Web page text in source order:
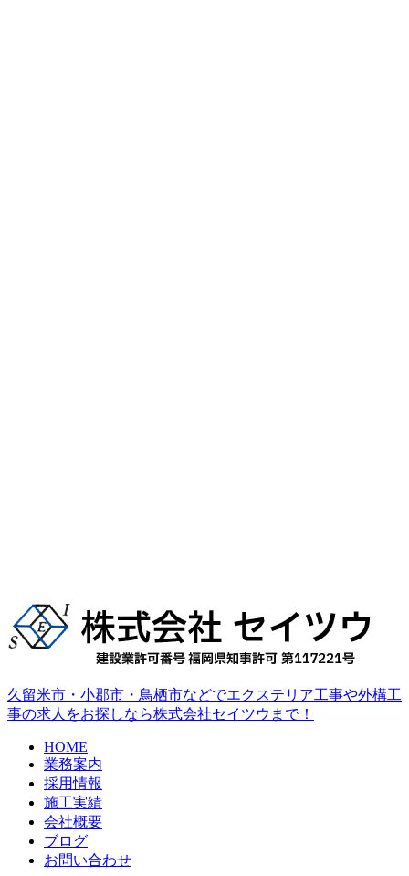
久留米市・小郡市・鳥栖市などでエクステリア工事や外構工
事の求人をお探しなら株式会社セイツウまで！
HOME
業務案内
採用情報
施工実績
会社概要
ブログ
お問い合わせ